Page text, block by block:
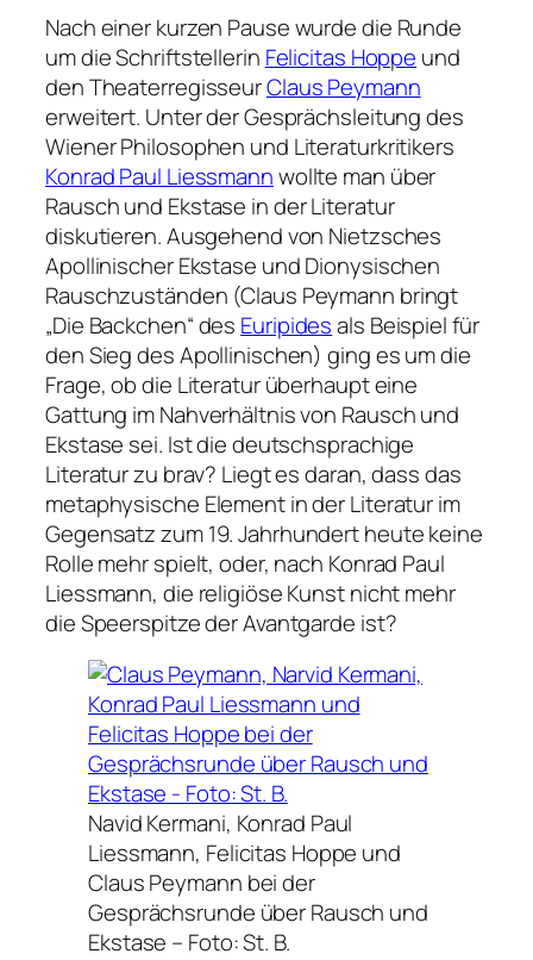
Nach einer kurzen Pause wurde die Runde
um die Schriftstellerin Felicitas Hoppe und
den TheaterregisseurClaus Peymann
erweitert. Unter der Gesprächsleitung des
Wiener Philosophen und Literaturkritikers
Konrad Paul Liessmannwollte man über
Rausch und Ekstase in der Literatur
diskutieren. Ausgehend von Nietzsches
Apollinischer Ekstase und Dionysischen
Rauschzuständen (Claus Peymann bringt
„Die Backchen“ des Euripidesals Beispiel für
den Sieg des Apollinischen) ging es um die
Frage, ob die Literatur überhaupt eine
Gattung im Nahverhältnis von Rausch und
Ekstase sei. Ist die deutschsprachige
Literatur zu brav? Liegt es daran, dass das
metaphysische Element in der Literatur im
Gegensatz zum 19. Jahrhundert heute keine
Rolle mehr spielt, oder, nach Konrad Paul
Liessmann, die religiöse Kunst nicht mehr
die Speerspitze der Avantgarde ist?
Navid Kermani, Konrad Paul
Liessmann, Felicitas Hoppe und
Claus Peymann bei der
Gesprächsrunde über Rausch und
Ekstase – Foto: St. B.